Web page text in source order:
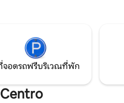
จอดรถฟรีบริเวณที่พัก